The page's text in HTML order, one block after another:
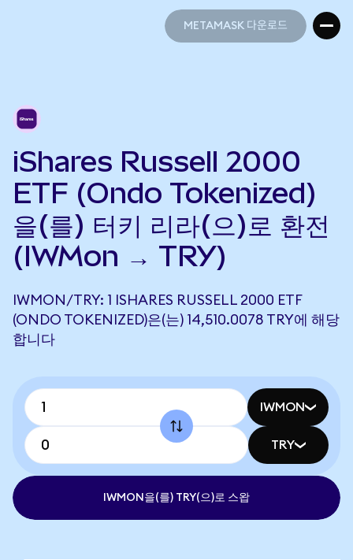
METAMASK 다운로드
iShares Russell 2000
ETF (Ondo Tokenized)
을(를) 터키 리라(으)로 환전
(IWMon → TRY)
IWMON/TRY: 1 ISHARES RUSSELL 2000 ETF
(ONDO TOKENIZED)은(는) 14,510.0078 TRY에 해당
합니다
IWMON
TRY
IWMON을(를) TRY(으)로 스왑